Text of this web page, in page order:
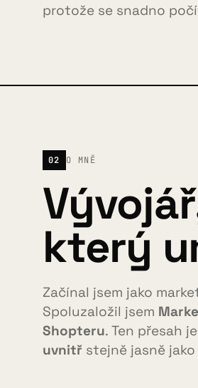
protože se snadno
02 O MNĚ
který
Začínal jsem jako
Spoluzaložil jsem
Shopteru. Ten přesah
uvnitř stejně jasně jako